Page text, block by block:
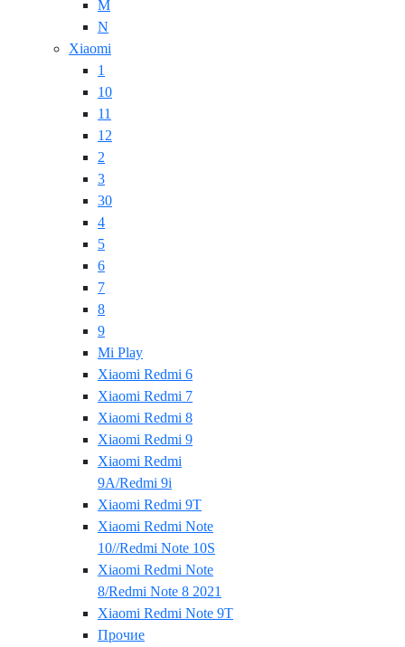
M
N
Xiaomi
1
10
11
12
2
3
30
4
5
6
7
8
9
Mi Play
Xiaomi Redmi 6
Xiaomi Redmi 7
Xiaomi Redmi 8
Xiaomi Redmi 9
Xiaomi Redmi
9A/Redmi 9i
Xiaomi Redmi 9T
Xiaomi Redmi Note
10//Redmi Note 10S
Xiaomi Redmi Note
8/Redmi Note 8 2021
Xiaomi Redmi Note 9T
Прочие